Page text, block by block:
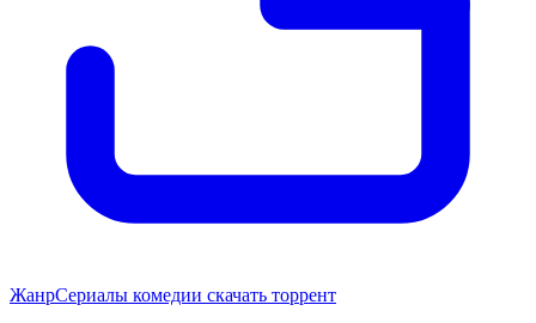
ЖанрСериалы комедии скачать торрент